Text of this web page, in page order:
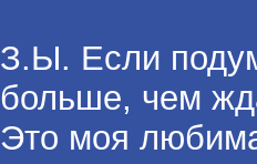
З.Ы. Если
больше, чем
Это моя